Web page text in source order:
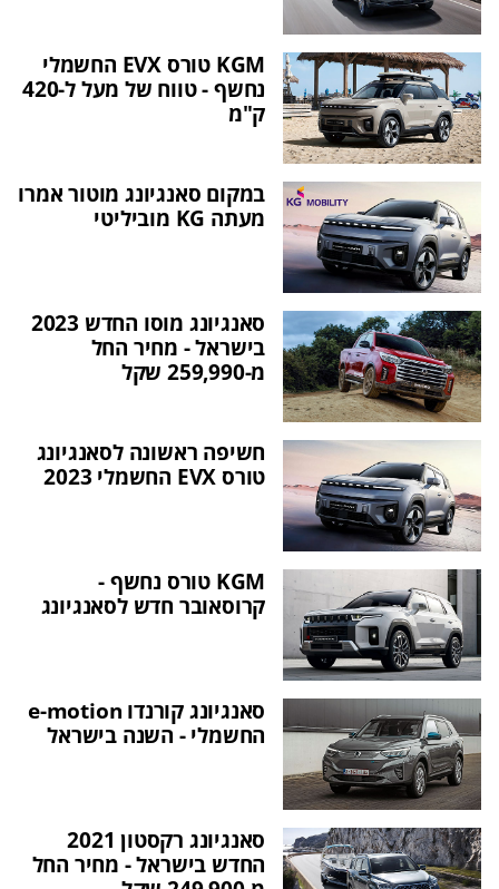
KGM טורס EVX החשמלי
נחשף - טווח של מעל ל-420
ק"מ
במקום סאנגיונג מוטור אמרו
מעתה KG מוביליטי
סאנגיונג מוסו החדש 2023
בישראל - מחיר החל
מ-259,990 שקל
חשיפה ראשונה לסאנגיונג
טורס EVX החשמלי 2023
KGM טורס נחשף -
קרוסאובר חדש לסאנגיונג
סאנגיונג קורנדו e-motion
החשמלי - השנה בישראל
סאנגיונג רקסטון 2021
החדש בישראל - מחיר החל